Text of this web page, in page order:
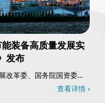
装备高质量发展实
发布
改革委、国务院国资委以
查看详情 ›